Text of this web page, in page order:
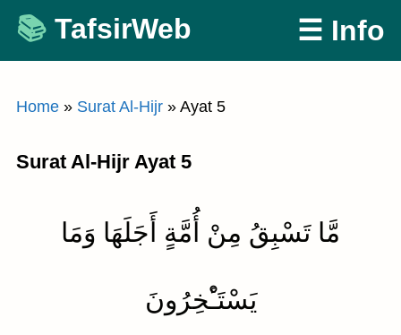
Skip
content
TafsirWeb ☰ Info
Home » Surat Al-Hijr » Ayat 5
Surat Al-Hijr Ayat 5
مَّا تَسْبِقُ مِنْ أُمَّةٍ أَجَلَهَا وَمَا
يَسْتَـْٔخِرُونَ